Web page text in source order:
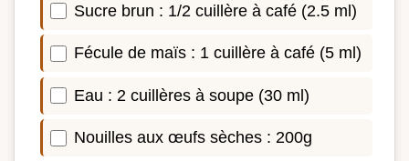
Sucre brun : 1/2 cuillère à café (2.5 ml)
Fécule de maïs : 1 cuillère à café (5 ml)
Eau : 2 cuillères à soupe (30 ml)
Nouilles aux œufs sèches : 200g